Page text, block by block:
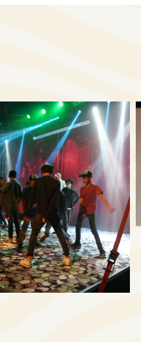
לפתיחת
התמונה
בגדול
-